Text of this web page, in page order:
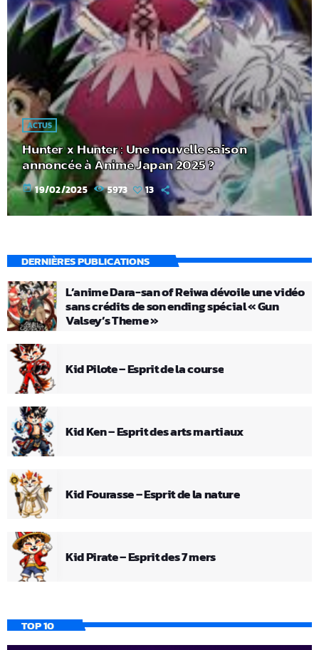
ACTUS
Hunter x Hunter : Une nouvelle saison
annoncée à Anime Japan 2025 ?
today 19/02/2025 5973 13
DERNIÈRES PUBLICATIONS
L’anime Dara-san of Reiwa dévoile une vidéo
sans crédits de son ending spécial « Gun
Valsey’s Theme »
Kid Pilote – Esprit de la course
Kid Ken – Esprit des arts martiaux
Kid Fourasse – Esprit de la nature
Kid Pirate – Esprit des 7 mers
TOP 10